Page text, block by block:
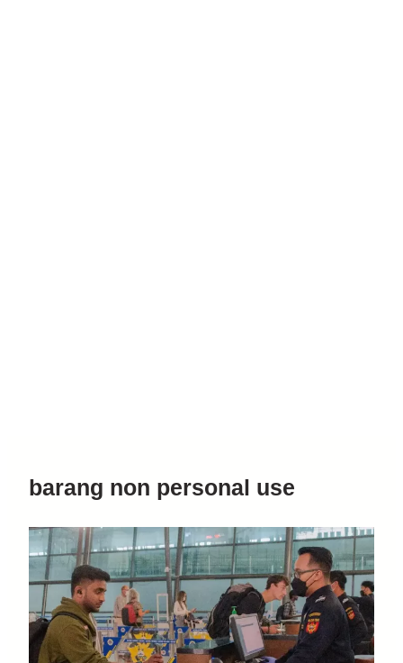
barang non personal use